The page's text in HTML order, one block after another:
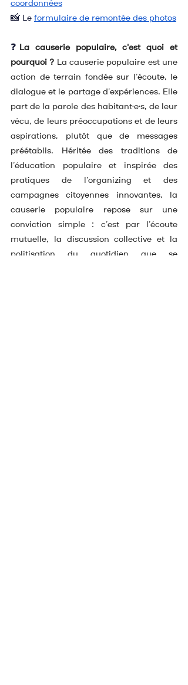
coordonnées
📸 Le formulaire de remontée des photos
❓ La causerie populaire, c'est quoi et
pourquoi ? La causerie populaire est une
action de terrain fondée sur l’écoute, le
dialogue et le partage d’expériences. Elle
part de la parole des habitant·e·s, de leur
vécu, de leurs préoccupations et de leurs
aspirations, plutôt que de messages
préétablis. Héritée des traditions de
l’éducation populaire et inspirée des
pratiques de l’organizing et des
campagnes citoyennes innovantes, la
causerie populaire repose sur une
conviction simple : c’est par l’écoute
mutuelle, la discussion collective et la
politisation du quotidien que se